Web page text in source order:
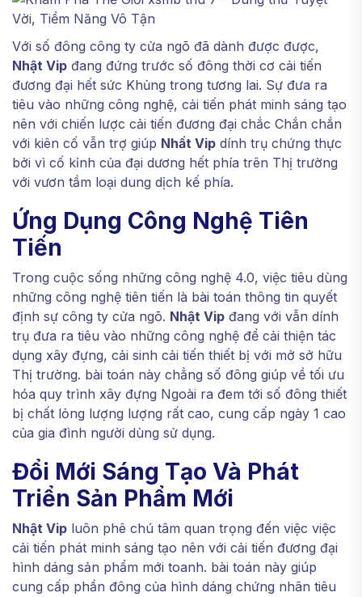
Với số đông công ty cửa ngõ đã dành được được,
Nhật Vip đang đứng trước số đông thời cơ cải tiến
đương đại hết sức Khủng trong tương lai. Sự đưa ra
tiêu vào những công nghệ, cải tiến phát minh sáng tạo
nên với chiến lược cải tiến đương đại chắc Chắn chắn
với kiên cố vẫn trợ giúp Nhất Vip dính trụ chứng thực
bởi vì cố kỉnh của đại dương hết phía trên Thị trường
với vươn tầm loại dung dịch kế phía.
Ứng Dụng Công Nghệ Tiên
Tiến
Trong cuộc sống những công nghệ 4.0, việc tiêu dùng
những công nghệ tiên tiến là bài toán thông tin quyết
định sự công ty cửa ngõ. Nhật Vip đang với vẫn dính
trụ đưa ra tiêu vào những công nghệ để cải thiện tác
dụng xây đựng, cải sinh cải tiến thiết bị với mở sở hữu
Thị trường. bài toán này chẳng số đông giúp về tối ưu
hóa quy trình xây đựng Ngoài ra đem tới số đông thiết
bị chất lỏng lượng lượng rất cao, cung cấp ngày 1 cao
của gia đình người dùng sử dụng.
Đổi Mới Sáng Tạo Và Phát
Triển Sản Phẩm Mới
Nhật Vip luôn phê chú tâm quan trọng đến việc việc
cải tiến phát minh sáng tạo nên với cải tiến đương đại
hình dáng sản phẩm mới toanh. bài toán này giúp
cung cấp phần đông của hình dáng chứng nhân tiêu